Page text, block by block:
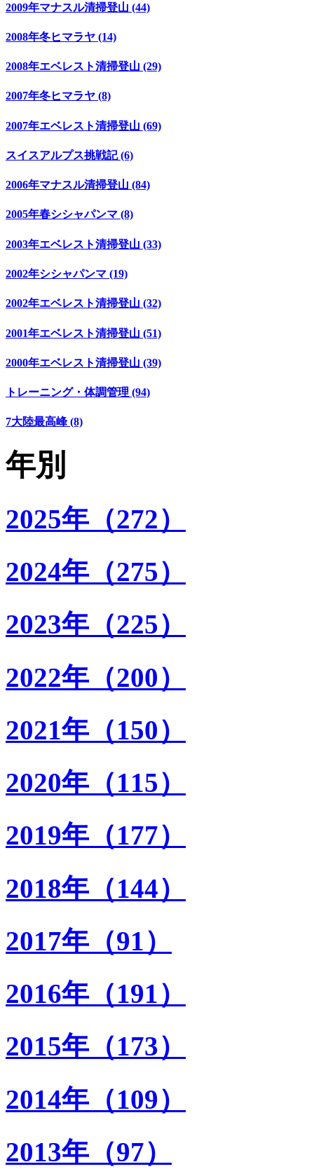
2009年マナスル清掃登山 (44)
2008年冬ヒマラヤ (14)
2008年エベレスト清掃登山 (29)
2007年冬ヒマラヤ (8)
2007年エベレスト清掃登山 (69)
スイスアルプス挑戦記 (6)
2006年マナスル清掃登山 (84)
2005年春シシャパンマ (8)
2003年エベレスト清掃登山 (33)
2002年シシャパンマ (19)
2002年エベレスト清掃登山 (32)
2001年エベレスト清掃登山 (51)
2000年エベレスト清掃登山 (39)
トレーニング・体調管理 (94)
7大陸最高峰 (8)
年別
2025年（272）
2024年（275）
2023年（225）
2022年（200）
2021年（150）
2020年（115）
2019年（177）
2018年（144）
2017年（91）
2016年（191）
2015年（173）
2014年（109）
2013年（97）